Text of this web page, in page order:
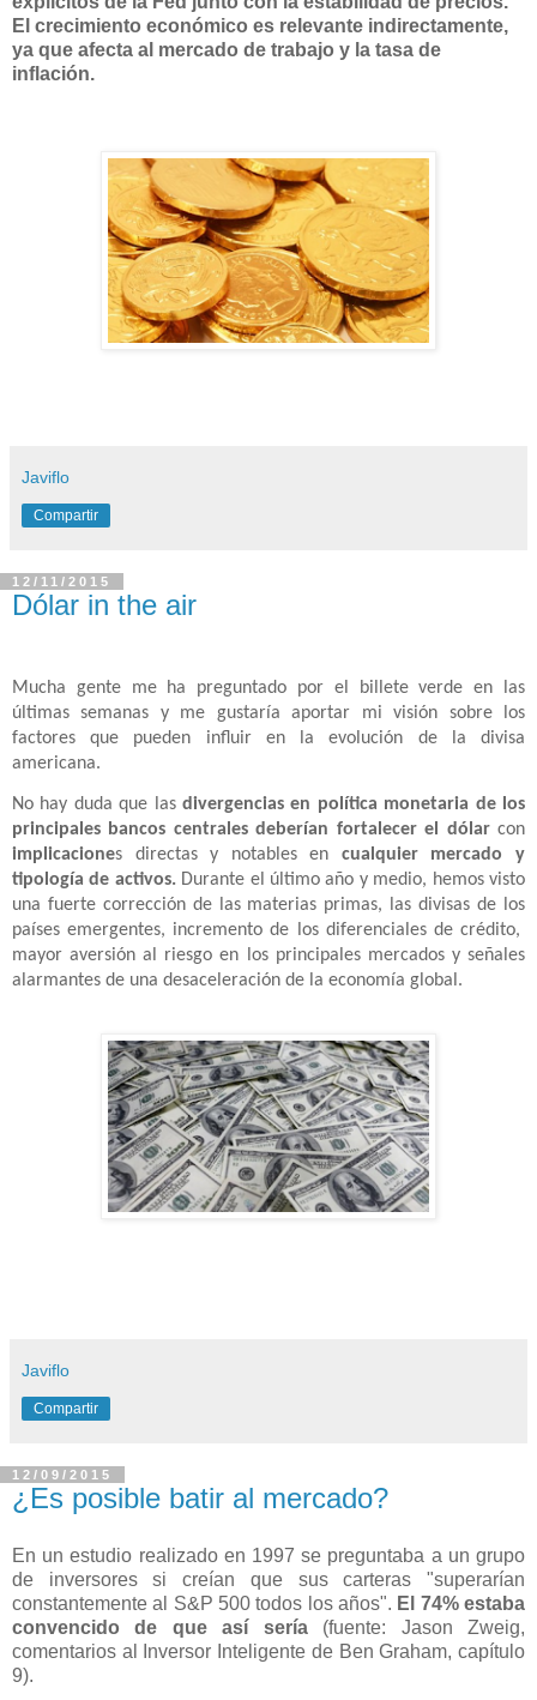
El crecimiento económico es relevante indirectamente,
ya que afecta al mercado de trabajo y la tasa de
inflación.
Javiflo
Compartir
12/11/2015
Dólar in the air
Mucha gente me ha preguntado por el billete verde en las
últimas semanas y me gustaría aportar mi visión sobre los
factores que pueden influir en la evolución de la divisa
americana.
No hay duda que las divergencias en política monetaria de los
principales bancos centrales deberían fortalecer el dólarcon
implicaciones directas y notables en cualquier mercado y
tipología de activos.Durante el último año y medio, hemos visto
una fuerte corrección de las materias primas, las divisas de los
países emergentes, incremento de los diferenciales de crédito,
mayor aversión al riesgo en los principales mercados y señales
alarmantes de una desaceleración de la economía global.
Javiflo
Compartir
12/09/2015
¿Es posible batir al mercado?
En un estudio realizado en 1997 se preguntaba a un grupo
de inversores si creían que sus carteras "superarían
constantemente al S&P 500 todos los años". El 74% estaba
convencido de que así sería (fuente: Jason Zweig,
comentarios al Inversor Inteligente de Ben Graham, capítulo
9).